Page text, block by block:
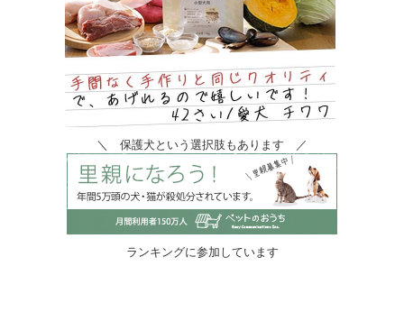
＼ 保護犬という選択肢もあります ／
ランキングに参加しています